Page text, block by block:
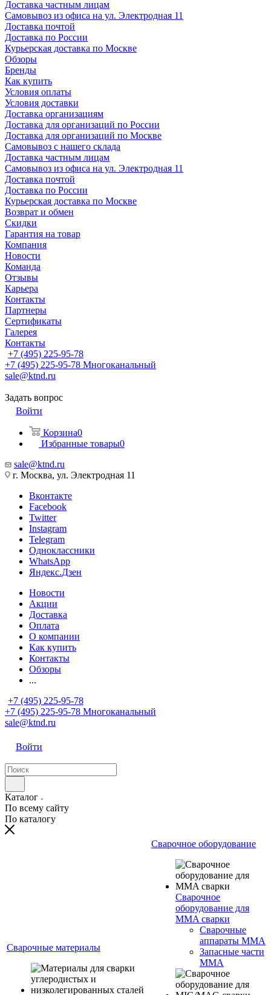
Доставка частным лицам
Самовывоз из офиса на ул. Электродная 11
Доставка почтой
Доставка по России
Курьерская доставка по Москве
Обзоры
Бренды
Как купить
Условия оплаты
Условия доставки
Доставка организациям
Доставка для организаций по России
Доставка для организаций по Москве
Самовывоз с нашего склада
Доставка частным лицам
Самовывоз из офиса на ул. Электродная 11
Доставка почтой
Доставка по России
Курьерская доставка по Москве
Возврат и обмен
Скидки
Гарантия на товар
Компания
Новости
Команда
Отзывы
Карьера
Контакты
Партнеры
Сертификаты
Галерея
Контакты
+7 (495) 225-95-78
+7 (495) 225-95-78 Многоканальный
sale@ktnd.ru
Задать вопрос
Войти
Корзина0
Избранные товары0
sale@ktnd.ru
г. Москва, ул. Электродная 11
Вконтакте
Facebook
Twitter
Instagram
Telegram
Одноклассники
WhatsApp
Яндекс.Дзен
Новости
Акции
Доставка
Оплата
О компании
Как купить
Контакты
Обзоры
...
+7 (495) 225-95-78
+7 (495) 225-95-78 Многоканальный
sale@ktnd.ru
Войти
Каталог
По всему сайту
По каталогу
Сварочные материалы
Сварочное оборудование
Сварочное
оборудование для
MMA сварки
Сварочные
аппараты MMA
Запасные части
MMA